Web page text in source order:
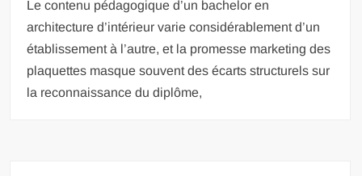
Le contenu pédagogique d’un bachelor en
architecture d’intérieur varie considérablement d’un
établissement à l’autre, et la promesse marketing des
plaquettes masque souvent des écarts structurels sur
la reconnaissance du diplôme,